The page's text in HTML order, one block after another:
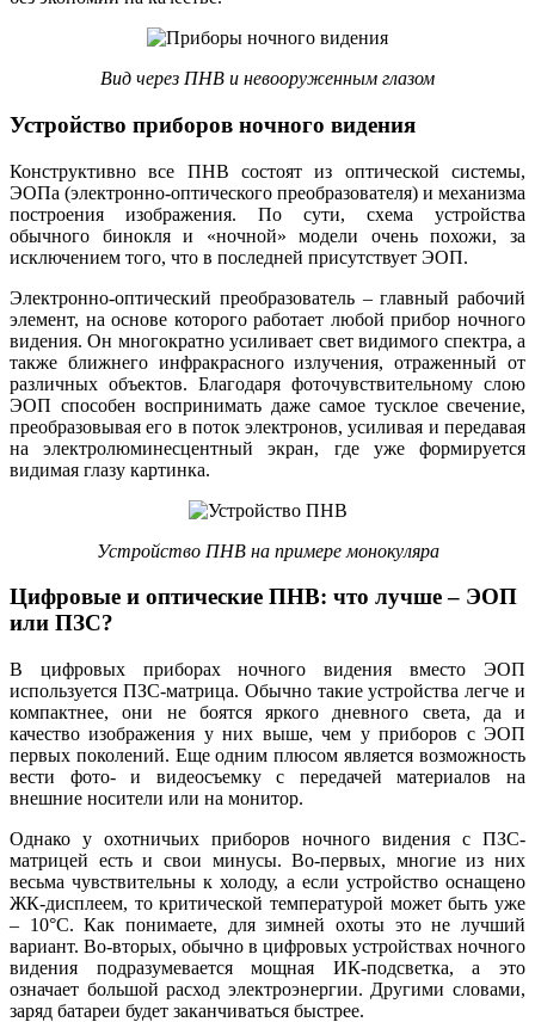
Вид через ПНВ и невооруженным глазом
Устройство приборов ночного видения
Конструктивно все ПНВ состоят из оптической системы,
ЭОПа (электронно-оптического преобразователя) и механизма
построения изображения. По сути, схема устройства
обычного бинокля и «ночной» модели очень похожи, за
исключением того, что в последней присутствует ЭОП.
Электронно-оптический преобразователь – главный рабочий
элемент, на основе которого работает любой прибор ночного
видения. Он многократно усиливает свет видимого спектра, а
также ближнего инфракрасного излучения, отраженный от
различных объектов. Благодаря фоточувствительному слою
ЭОП способен воспринимать даже самое тусклое свечение,
преобразовывая его в поток электронов, усиливая и передавая
на электролюминесцентный экран, где уже формируется
видимая глазу картинка.
Устройство ПНВ на примере монокуляра
Цифровые и оптические ПНВ: что лучше – ЭОП
или ПЗС?
В цифровых приборах ночного видения вместо ЭОП
используется ПЗС-матрица. Обычно такие устройства легче и
компактнее, они не боятся яркого дневного света, да и
качество изображения у них выше, чем у приборов с ЭОП
первых поколений. Еще одним плюсом является возможность
вести фото- и видеосъемку с передачей материалов на
внешние носители или на монитор.
Однако у охотничьих приборов ночного видения с ПЗС-
матрицей есть и свои минусы. Во-первых, многие из них
весьма чувствительны к холоду, а если устройство оснащено
ЖК-дисплеем, то критической температурой может быть уже
– 10°C. Как понимаете, для зимней охоты это не лучший
вариант. Во-вторых, обычно в цифровых устройствах ночного
видения подразумевается мощная ИК-подсветка, а это
означает большой расход электроэнергии. Другими словами,
заряд батареи будет заканчиваться быстрее.